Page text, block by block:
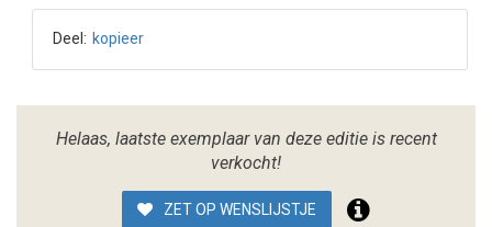
Deel: kopieer
Helaas, laatste exemplaar van deze editie is recent
verkocht!
ZET OP WENSLIJSTJE